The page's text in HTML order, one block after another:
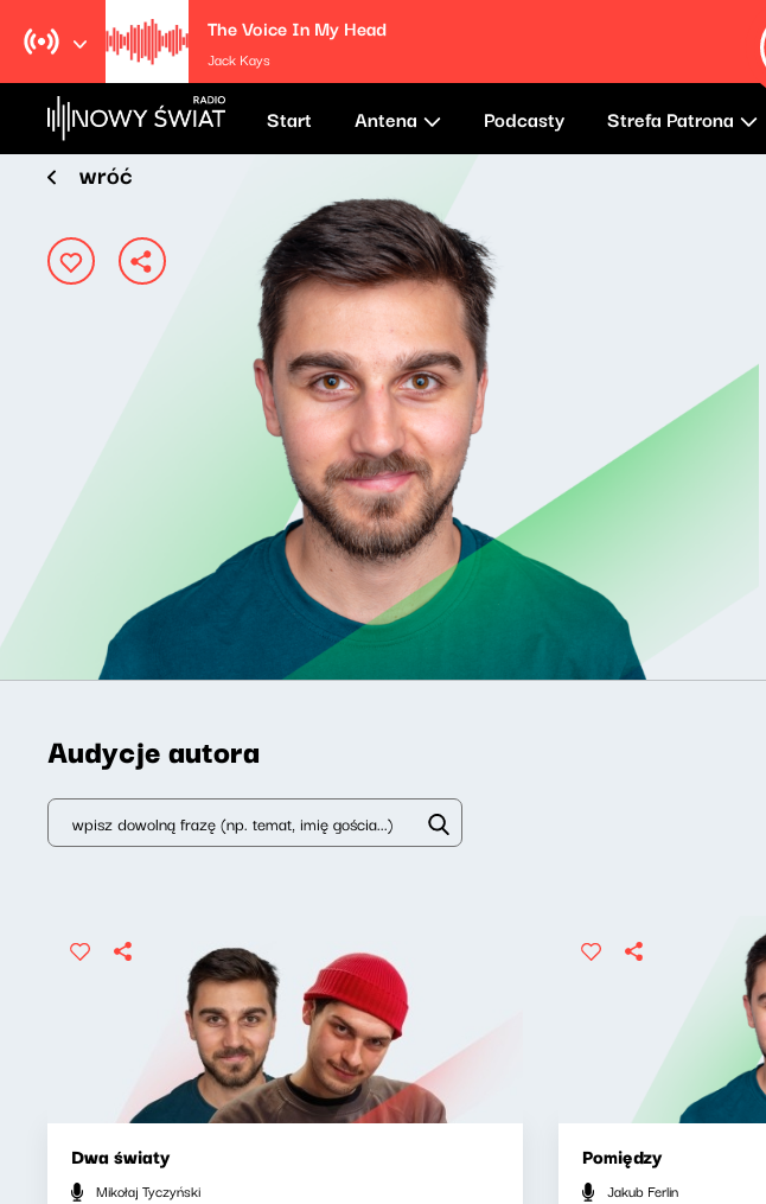
The Voice In My Head
Jack Kays
Start Antena Podcasty Strefa Patrona
wróć
Audycje autora
Dwa światy
Mikołaj Tyczyński
Pomiędzy
Jakub Ferlin